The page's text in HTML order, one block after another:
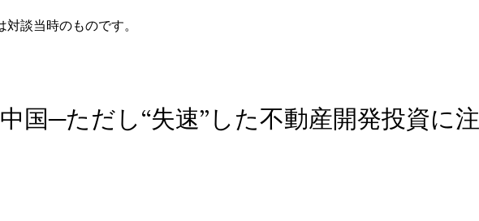
談当時のものです。
国─ただし“失速”した不動産開発投資に注